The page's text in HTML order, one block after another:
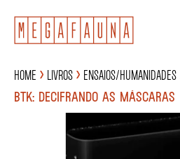
Home Livros
Ensaios/Humanidades
BTK: DECIFRANDO AS MÁSCARAS